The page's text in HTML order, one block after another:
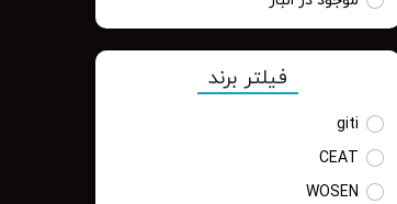
فیلتر برند
giti
CEAT
WOSEN